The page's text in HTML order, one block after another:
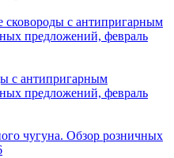
с антипригарным
предложений, февраль
с антипригарным
предложений, февраль
чугуна. Обзор розничных